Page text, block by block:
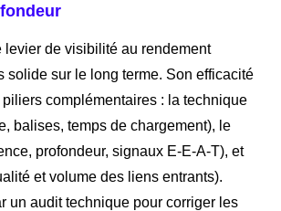
levier de visibilité au rendement
solide sur le long terme. Son efficacité
complémentaires : la technique
balises, temps de chargement), le
profondeur, signaux E-E-A-T), et
et volume des liens entrants).
un audit technique pour corriger les